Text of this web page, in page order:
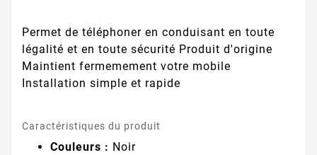
Permet de téléphoner en conduisant en toute
légalité et en toute sécurité Produit d'origine
Maintient fermemement votre mobile
Installation simple et rapide
Caractéristiques du produit
Couleurs : Noir